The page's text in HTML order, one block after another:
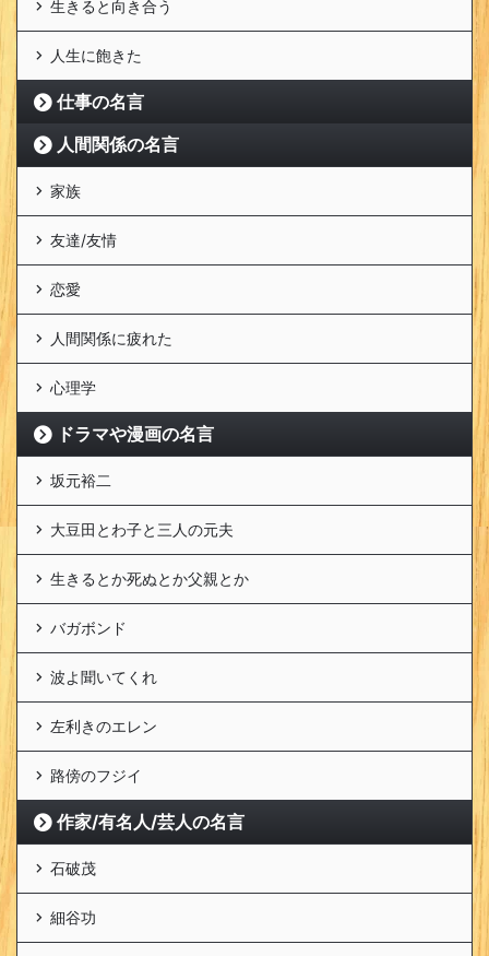
生きると向き合う
人生に飽きた
仕事の名言
人間関係の名言
家族
友達/友情
恋愛
人間関係に疲れた
心理学
ドラマや漫画の名言
坂元裕二
大豆田とわ子と三人の元夫
生きるとか死ぬとか父親とか
バガボンド
波よ聞いてくれ
左利きのエレン
路傍のフジイ
作家/有名人/芸人の名言
石破茂
細谷功